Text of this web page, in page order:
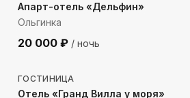
Апарт-отель «Дельфин»
Ольгинка
20 000 ₽ / ночь
92м до моря
ГОСТИНИЦА
Отель «Гранд Вилла у моря»